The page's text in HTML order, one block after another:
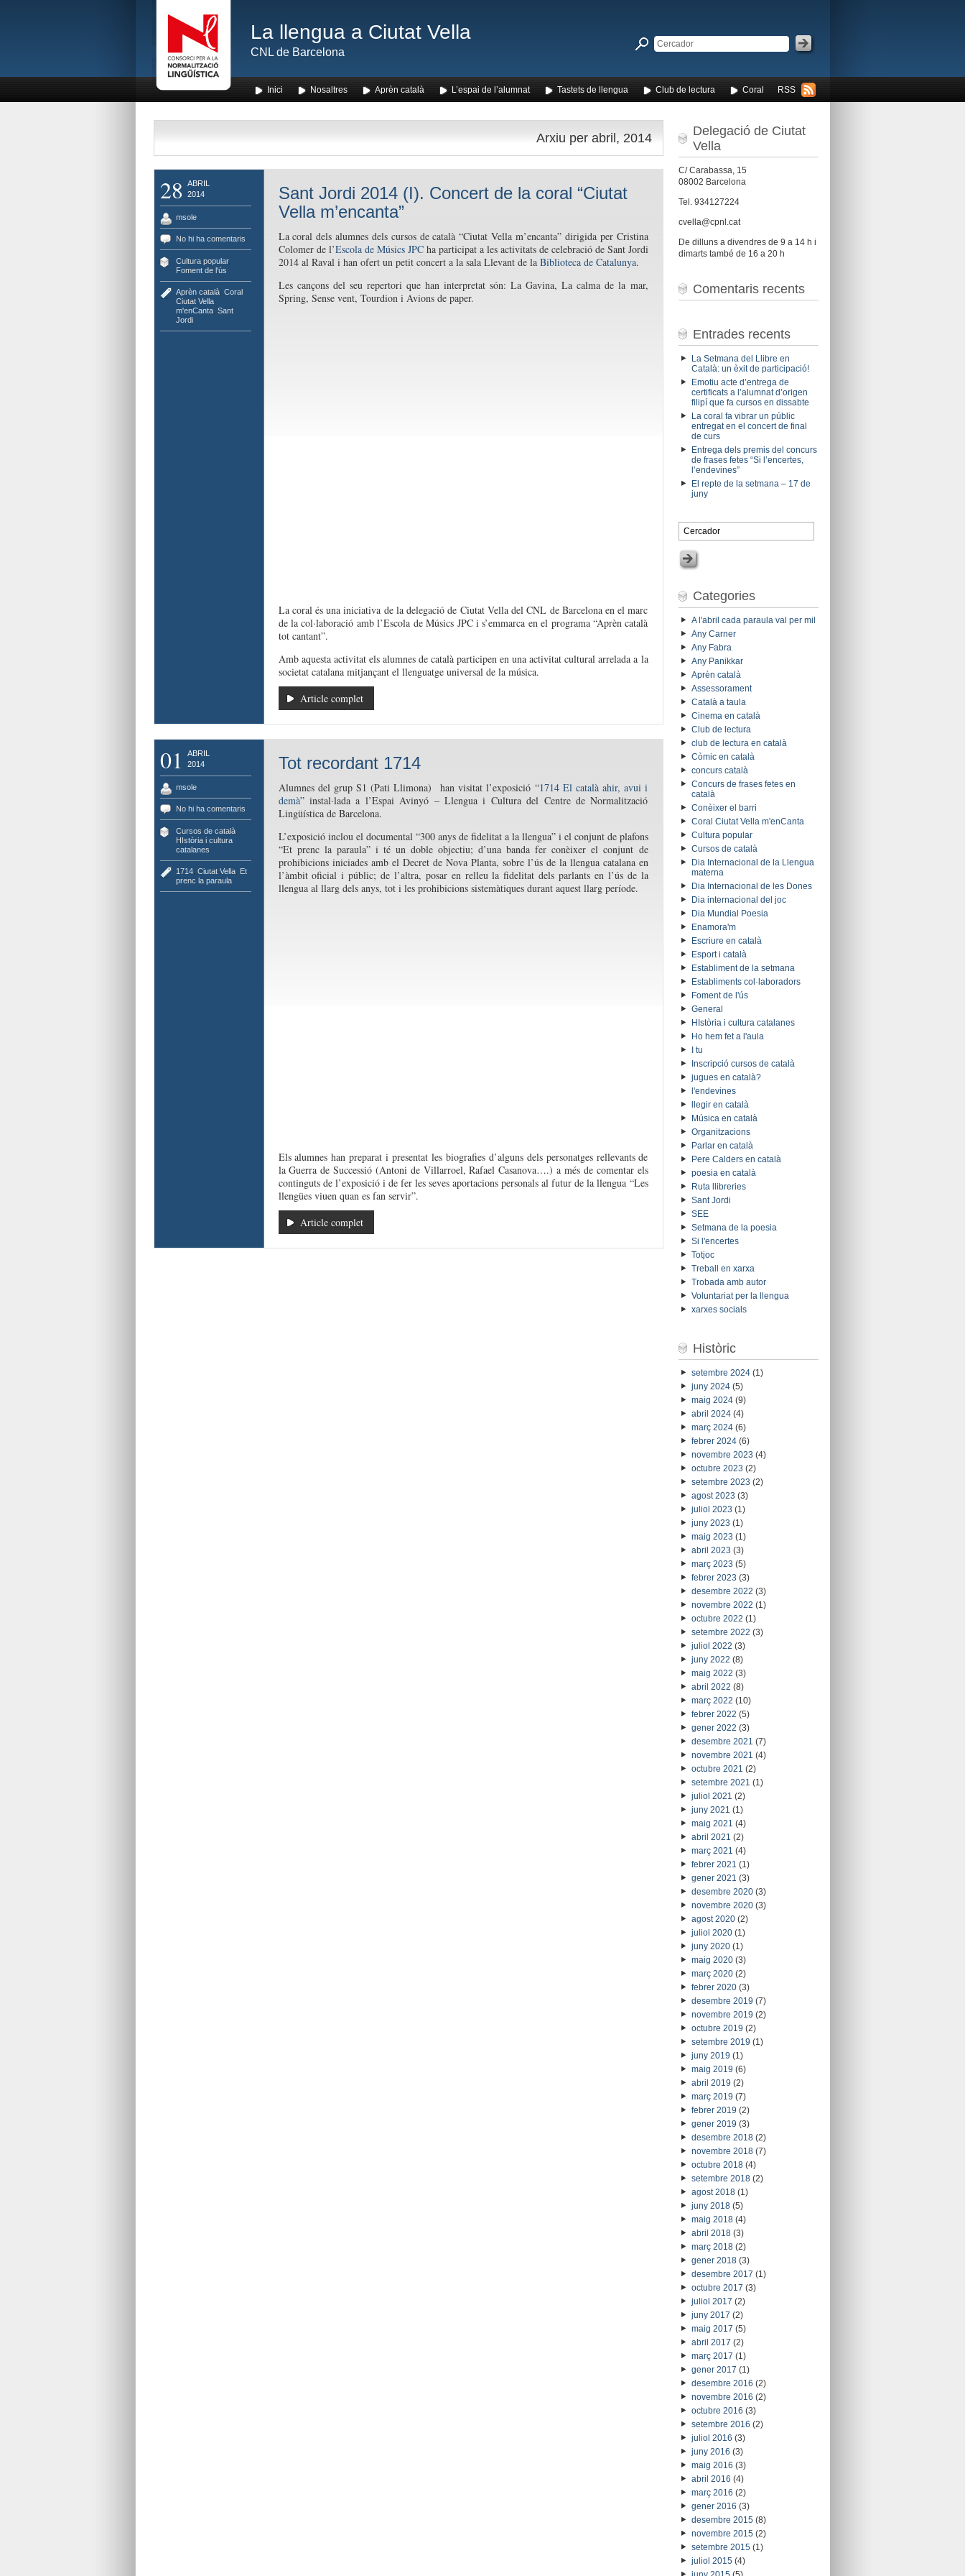
La llengua a Ciutat Vella
CNL de Barcelona
RSS
Inici Nosaltres Aprèn català L’espai de l’alumnat Tastets de llengua Club de lectura Coral
Arxiu per abril, 2014
28
ABRIL
2014
msole
No hi ha comentaris
Cultura popular,
Foment de l'ús
Aprèn català, Coral
Ciutat Vella
m'enCanta, Sant
Jordi
Sant Jordi 2014 (I). Concert de la coral “Ciutat
Vella m’encanta”
La coral dels alumnes dels cursos de català “Ciutat Vella m’encanta” dirigida per Cristina
Colomer de l’Escola de Músics JPCha participat a les activitats de celebració de Sant Jordi
2014 al Raval i han ofert un petit concert a la sala Llevant de la Biblioteca de Catalunya.
Les cançons del seu repertori que han interpretat són: La Gavina, La calma de la mar,
Spring, Sense vent, Tourdion i Avions de paper.
La coral és una iniciativa de la delegació de Ciutat Vella del CNL de Barcelona en el marc
de la col·laboració amb l’Escola de Músics JPC i s’emmarca en el programa “Aprèn català
tot cantant”.
Amb aquesta activitat els alumnes de català participen en una activitat cultural arrelada a la
societat catalana mitjançant el llenguatge universal de la música.
Article complet
01
ABRIL
2014
msole
No hi ha comentaris
Cursos de català,
HIstòria i cultura
catalanes
1714, Ciutat Vella, Et
prenc la paraula
Tot recordant 1714
Alumnes del grup S1 (Pati Llimona) han visitat l’exposició “1714 El català ahir, avui i
demà” instal·lada a l’Espai Avinyó – Llengua i Cultura del Centre de Normalització
Lingüística de Barcelona.
L’exposició inclou el documental “300 anys de fidelitat a la llengua” i el conjunt de plafons
“Et prenc la paraula” i té un doble objectiu; d’una banda fer conèixer el conjunt de
prohibicions iniciades amb el Decret de Nova Planta, sobre l’ús de la llengua catalana en
l’àmbit oficial i públic; de l’altra, posar en relleu la fidelitat dels parlants en l’ús de la
llengua al llarg dels anys, tot i les prohibicions sistemàtiques durant aquest llarg període.
Els alumnes han preparat i presentat les biografies d’alguns dels personatges rellevants de
la Guerra de Successió (Antoni de Villarroel, Rafael Casanova….) a més de comentar els
continguts de l’exposició i de fer les seves aportacions personals al futur de la llengua “Les
llengües viuen quan es fan servir”.
Article complet
Delegació de Ciutat
Vella
C/ Carabassa, 15
08002 Barcelona
Tel. 934127224
cvella@cpnl.cat
De dilluns a divendres de 9 a 14 h i
dimarts també de 16 a 20 h
Comentaris recents
Entrades recents
La Setmana del Llibre en
Català: un èxit de participació!
Emotiu acte d’entrega de
certificats a l’alumnat d’origen
filipí que fa cursos en dissabte
La coral fa vibrar un públic
entregat en el concert de final
de curs
Entrega dels premis del concurs
de frases fetes “Si l’encertes,
l’endevines”
El repte de la setmana – 17 de
juny
Categories
A l'abril cada paraula val per mil
Any Carner
Any Fabra
Any Panikkar
Aprèn català
Assessorament
Català a taula
Cinema en català
Club de lectura
club de lectura en català
Còmic en català
concurs català
Concurs de frases fetes en
català
Conèixer el barri
Coral Ciutat Vella m'enCanta
Cultura popular
Cursos de català
Dia Internacional de la Llengua
materna
Dia Internacional de les Dones
Dia internacional del joc
Dia Mundial Poesia
Enamora'm
Escriure en català
Esport i català
Establiment de la setmana
Establiments col·laboradors
Foment de l'ús
General
HIstòria i cultura catalanes
Ho hem fet a l'aula
I tu
Inscripció cursos de català
jugues en català?
l'endevines
llegir en català
Música en català
Organitzacions
Parlar en català
Pere Calders en català
poesia en català
Ruta llibreries
Sant Jordi
SEE
Setmana de la poesia
Si l'encertes
Totjoc
Treball en xarxa
Trobada amb autor
Voluntariat per la llengua
xarxes socials
Històric
setembre 2024(1)
juny 2024(5)
maig 2024(9)
abril 2024(4)
març 2024(6)
febrer 2024(6)
novembre 2023 (4)
octubre 2023 (2)
setembre 2023 (2)
agost 2023 (3)
juliol 2023 (1)
juny 2023 (1)
maig 2023 (1)
abril 2023 (3)
març 2023 (5)
febrer 2023 (3)
desembre 2022 (3)
novembre 2022 (1)
octubre 2022 (1)
setembre 2022 (3)
juliol 2022 (3)
juny 2022 (8)
maig 2022 (3)
abril 2022 (8)
març 2022 (10)
febrer 2022 (5)
gener 2022 (3)
desembre 2021 (7)
novembre 2021 (4)
octubre 2021 (2)
setembre 2021 (1)
juliol 2021 (2)
juny 2021 (1)
maig 2021 (4)
abril 2021 (2)
març 2021 (4)
febrer 2021 (1)
gener 2021 (3)
desembre 2020(3)
novembre 2020(3)
agost 2020(2)
juliol 2020(1)
juny 2020(1)
maig 2020(3)
març 2020(2)
febrer 2020(3)
desembre 2019 (7)
novembre 2019 (2)
octubre 2019 (2)
setembre 2019 (1)
juny 2019 (1)
maig 2019 (6)
abril 2019 (2)
març 2019 (7)
febrer 2019 (2)
gener 2019 (3)
desembre 2018(2)
novembre 2018(7)
octubre 2018(4)
setembre 2018(2)
agost 2018(1)
juny 2018(5)
maig 2018(4)
abril 2018(3)
març 2018(2)
gener 2018(3)
desembre 2017 (1)
octubre 2017 (3)
juliol 2017 (2)
juny 2017 (2)
maig 2017 (5)
abril 2017 (2)
març 2017 (1)
gener 2017 (1)
desembre 2016 (2)
novembre 2016 (2)
octubre 2016 (3)
setembre 2016 (2)
juliol 2016 (3)
juny 2016 (3)
maig 2016 (3)
abril 2016 (4)
març 2016 (2)
gener 2016 (3)
desembre 2015(8)
novembre 2015(2)
setembre 2015(1)
juliol 2015(4)